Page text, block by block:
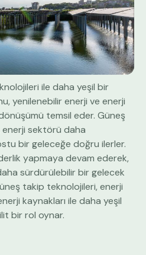
ile daha yeşil bir
yenilenebilir enerji ve enerji
temsil eder. Güneş
enerji sektörü daha
bir geleceğe doğru ilerler.
yapmaya devam ederek,
sürdürülebilir bir gelecek
takip teknolojileri, enerji
kaynakları ile daha yeşil
bir rol oynar.